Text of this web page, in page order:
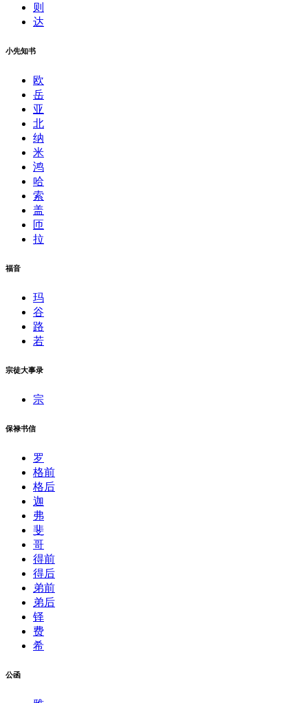
则
达
小先知书
欧
岳
亚
北
纳
米
鸿
哈
索
盖
匝
拉
福音
玛
谷
路
若
宗徒大事录
宗
保禄书信
罗
格前
格后
迦
弗
斐
哥
得前
得后
弟前
弟后
铎
费
希
公函